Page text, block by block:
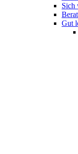
Sich
Gut